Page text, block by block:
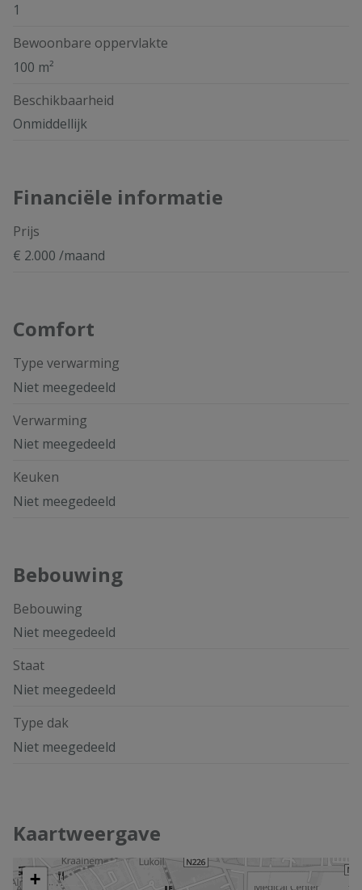
1
Bewoonbare oppervlakte
100 m²
Beschikbaarheid
Onmiddellijk
Financiële informatie
Prijs
€ 2.000 /maand
Comfort
Type verwarming
Niet meegedeeld
Verwarming
Niet meegedeeld
Keuken
Niet meegedeeld
Bebouwing
Bebouwing
Niet meegedeeld
Staat
Niet meegedeeld
Type dak
Niet meegedeeld
Kaartweergave